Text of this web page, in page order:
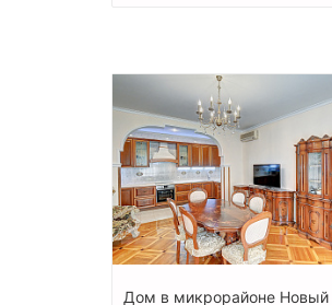
Дом в микрорайоне Новый